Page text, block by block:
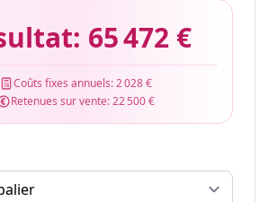
65 472 €
Coûts fixes annuels:2 028 €
Retenues sur vente:22 500 €